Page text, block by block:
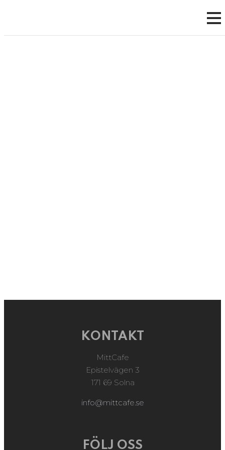
KONTAKT
MittCafe
Epistelvägen 3
171 69 Solna
info@mittcafe.se
FÖLJ OSS